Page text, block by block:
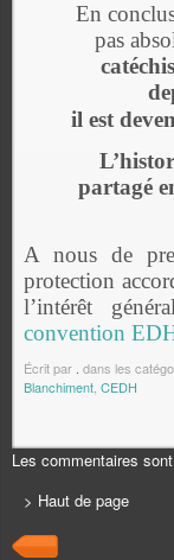
En
pas
il est
partagé
A nous de
protection
l’intérêt
convention
Écrit par dans les
Blanchiment CEDH
Les commentaires
> Haut de page